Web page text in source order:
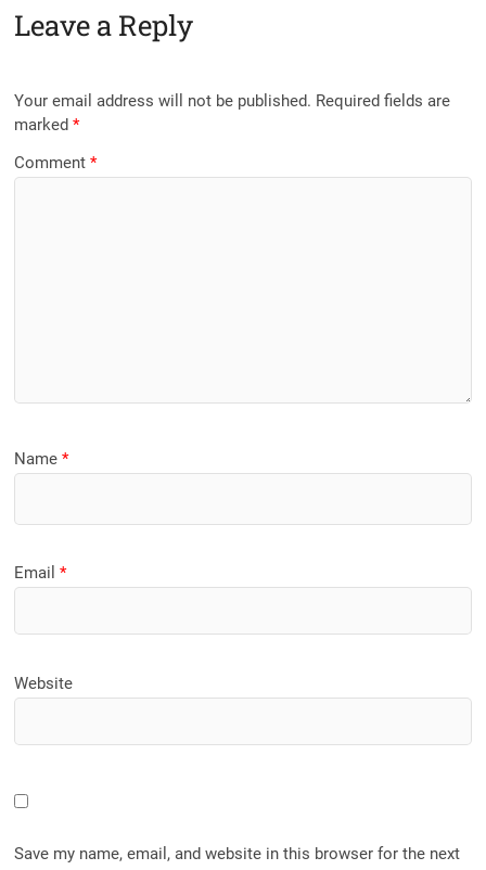
Leave a Reply
Your email address will not be published. Required fields are
marked*
Comment*
Name*
Email*
Website
Save my name, email, and website in this browser for the next